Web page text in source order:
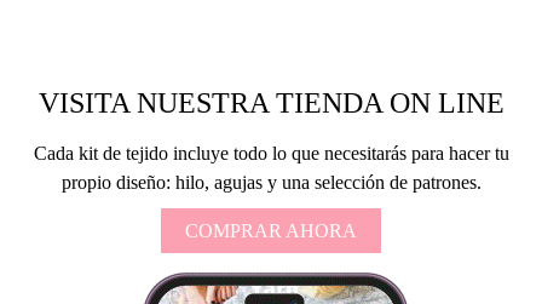
VISITA NUESTRA TIENDA ON LINE
Cada kit de tejido incluye todo lo que necesitarás para hacer tu
propio diseño: hilo, agujas y una selección de patrones.
COMPRAR AHORA